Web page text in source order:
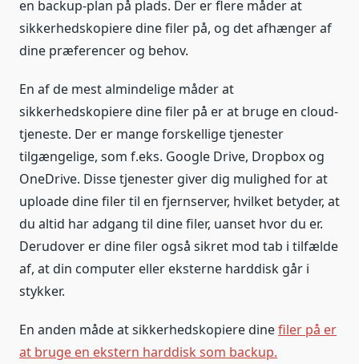
en backup-plan på plads. Der er flere måder at
sikkerhedskopiere dine filer på, og det afhænger af
dine præferencer og behov.
En af de mest almindelige måder at
sikkerhedskopiere dine filer på er at bruge en cloud-
tjeneste. Der er mange forskellige tjenester
tilgængelige, som f.eks. Google Drive, Dropbox og
OneDrive. Disse tjenester giver dig mulighed for at
uploade dine filer til en fjernserver, hvilket betyder, at
du altid har adgang til dine filer, uanset hvor du er.
Derudover er dine filer også sikret mod tab i tilfælde
af, at din computer eller eksterne harddisk går i
stykker.
En anden måde at sikkerhedskopiere dinefiler på er
at bruge en ekstern harddisk som backup.